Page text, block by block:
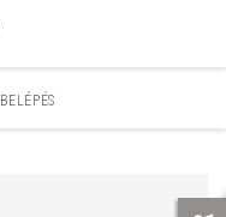
BELÉPÉS